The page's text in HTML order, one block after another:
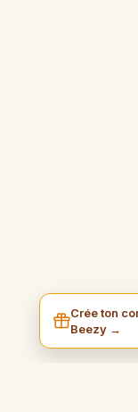
Crée ton
Beezy →